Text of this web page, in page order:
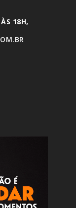
18H,